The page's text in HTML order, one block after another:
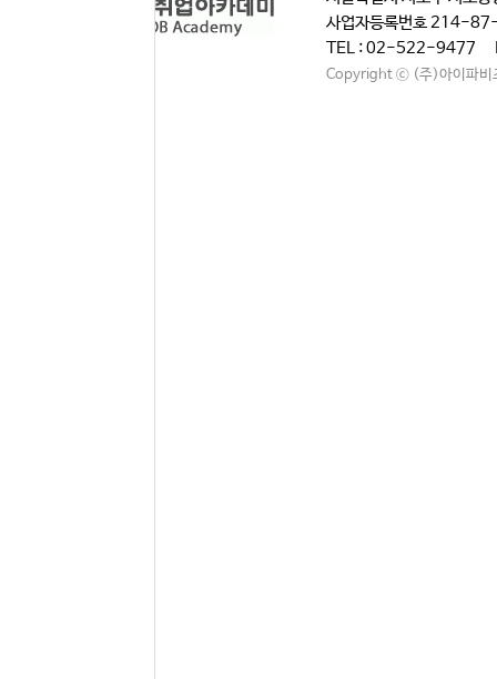
사업자등록번호 214-
TEL : 02-522-9477
Copyright ⓒ (주)아이파비